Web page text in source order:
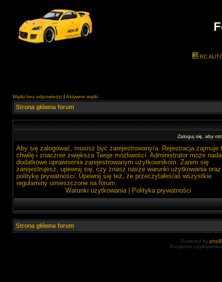
RC
Wątki bez odpowiedzi | Aktywne wątki
Strona główna forum
Zaloguj się, aby
Aby się zalogować, musisz być zarejestrowany/a. Rejestracja zajmuje
chwilę i znacznie zwiększa Twoje możliwości. Administrator może
dodatkowe uprawnienia zarejestrowanym użytkownikom. Zanim się
zarejestrujesz, upewnij się, czy znasz nasze warunki użytkowania oraz
politykę prywatności. Upewnij się też, że przeczytałeś/aś wszystkie
regulaminy umieszczone na forum.
Warunki użytkowania| Polityka prywatności
Strona główna forum
Powered by
Przyjazne